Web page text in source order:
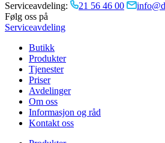
Serviceavdeling: 21 56 46 00
Følg oss på
Serviceavdeling
Butikk
Produkter
Tjenester
Priser
Avdelinger
Om oss
Informasjon og råd
Kontakt oss